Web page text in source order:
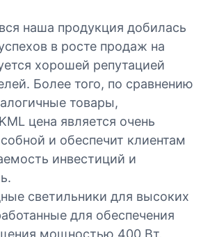
наша продукция добилась
в росте продаж на
хорошей репутацией
Более того, по сравнению
товары,
цена является очень
и обеспечит клиентам
инвестиций и
светильники для высоких
для обеспечения
мощностью 400 Вт,